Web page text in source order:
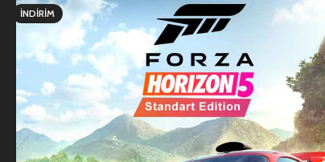
İNDIRIM